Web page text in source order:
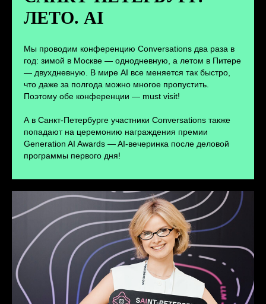
ЛЕТО. AI
Мы проводим конференцию Conversations два раза в
год: зимой в Москве — однодневную, а летом в Питере
— двухдневную. В мире AI все меняется так быстро,
что даже за полгода можно многое пропустить.
Поэтому обе конференции — must visit!
А в Санкт-Петербурге участники Conversations также
попадают на церемонию награждения премии
Generation AI Awards — AI-вечеринка после деловой
программы первого дня!